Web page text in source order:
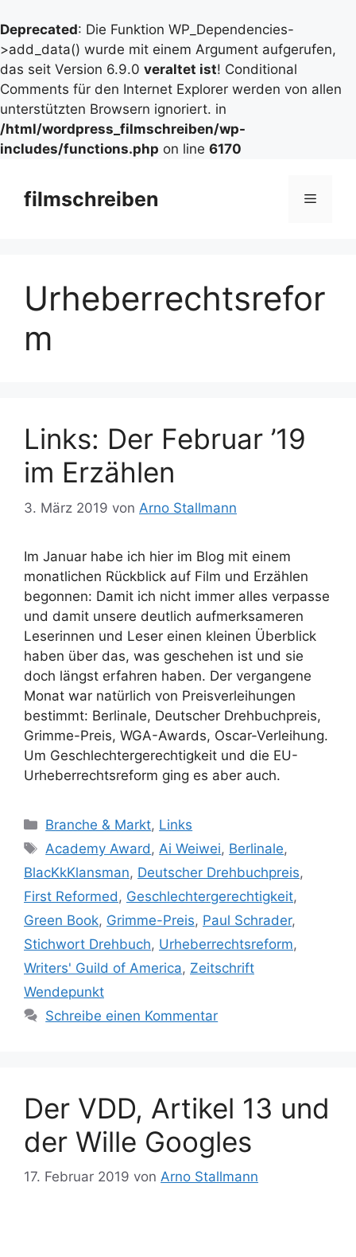
Deprecated: Die Funktion WP_Dependencies-
>add_data() wurde mit einem Argument aufgerufen,
das seit Version 6.9.0 veraltet ist! Conditional
Comments für den Internet Explorer werden von allen
unterstützten Browsern ignoriert. in
/html/wordpress_filmschreiben/wp-
includes/functions.php on line 6170
Inhalt
springen
filmschreiben Menü
Urheberrechtsrefor
m
Links: Der Februar ’19
im Erzählen
3. März 2019 von Arno Stallmann
Im Januar habe ich hier im Blog mit einem
monatlichen Rückblick auf Film und Erzählen
begonnen: Damit ich nicht immer alles verpasse
und damit unsere deutlich aufmerksameren
Leserinnen und Leser einen kleinen Überblick
haben über das, was geschehen ist und sie
doch längst erfahren haben. Der vergangene
Monat war natürlich von Preisverleihungen
bestimmt: Berlinale, Deutscher Drehbuchpreis,
Grimme-Preis, WGA-Awards, Oscar-Verleihung.
Um Geschlechtergerechtigkeit und die EU-
Urheberrechtsreform ging es aber auch.
Kategorien
Branche & Markt, Links
Schlagwörter
Academy Award , Ai Weiwei, Berlinale,
BlacKkKlansman, Deutscher Drehbuchpreis,
First Reformed , Geschlechtergerechtigkeit,
Green Book, Grimme-Preis, Paul Schrader,
Stichwort Drehbuch, Urheberrechtsreform,
Writers' Guild of America, Zeitschrift
Wendepunkt
Schreibe einen Kommentar
Der VDD, Artikel 13 und
der Wille Googles
17. Februar 2019 von Arno Stallmann